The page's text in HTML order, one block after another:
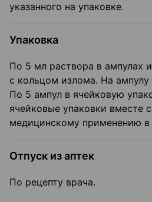
указанного на упаковке.
Упаковка
По 5 мл раствора в ампулах
с кольцом излома. На ампулу
По 5 ампул в ячейковую
ячейковые упаковки вместе
медицинскому применению в
Отпуск из аптек
По рецепту врача.